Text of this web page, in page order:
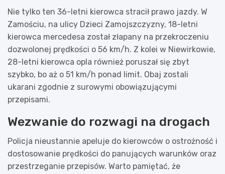
Nie tylko ten 36-letni kierowca stracił prawo jazdy. W
Zamościu, na ulicy Dzieci Zamojszczyzny, 18-letni
kierowca mercedesa został złapany na przekroczeniu
dozwolonej prędkości o 56 km/h. Z kolei w Niewirkowie,
28-letni kierowca opla również poruszał się zbyt
szybko, bo aż o 51 km/h ponad limit. Obaj zostali
ukarani zgodnie z surowymi obowiązującymi
przepisami.
Wezwanie do rozwagi na drogach
Policja nieustannie apeluje do kierowców o ostrożność i
dostosowanie prędkości do panujących warunków oraz
przestrzeganie przepisów. Warto pamiętać, że